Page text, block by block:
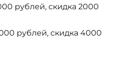
рублей, скидка 2000
рублей, скидка 4000